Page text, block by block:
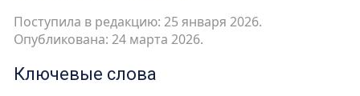
Поступила в редакцию: 25 января 2026.
Опубликована: 24 марта 2026.
Ключевые слова